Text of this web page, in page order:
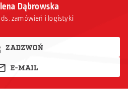
Dąbrowska
zamówień i logistyki
ZADZWOŃ
E-MAIL